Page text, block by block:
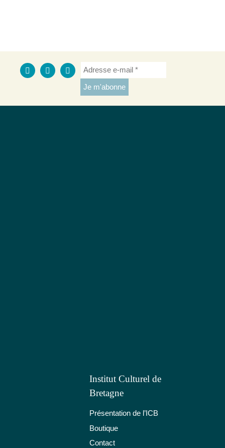
Institut Culturel de
Bretagne
Présentation de l’ICB
Boutique
Contact